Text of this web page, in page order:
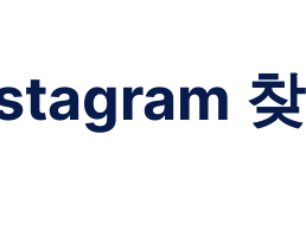
자동